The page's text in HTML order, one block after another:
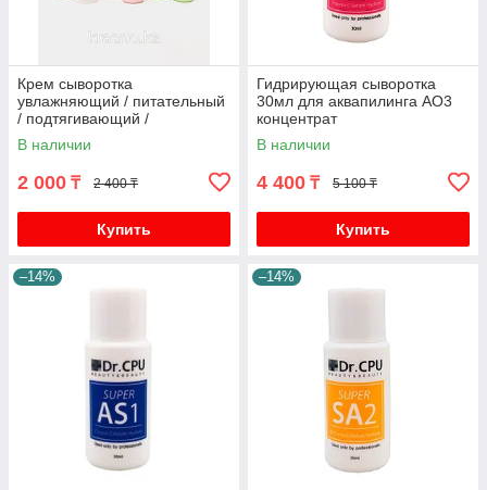
Крем сыворотка
увлажняющий / питательный
/ подтягивающий /
натуральный 200мл BISOU в
ассортименте
В наличии
2 000 ₸ 2 400 ₸
Купить
Гидрирующая сыворотка
30мл для аквапилинга AO3
концентрат
В наличии
4 400 ₸ 5 100 ₸
Купить
–14% –14%